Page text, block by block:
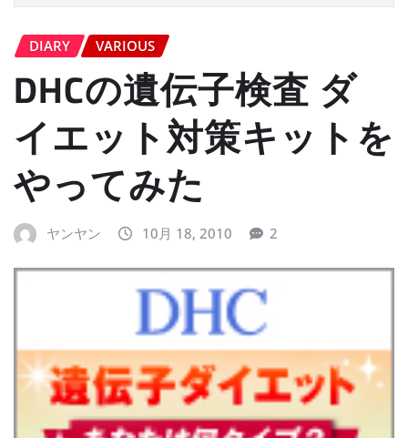
DIARY VARIOUS
DHCの遺伝子検査 ダ
イエット対策キットを
やってみた
ヤンヤン 10月 18, 2010 2